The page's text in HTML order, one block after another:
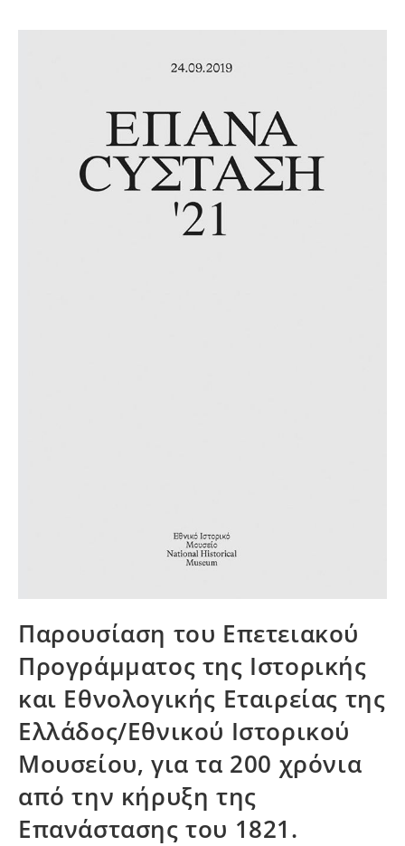
Παρουσίαση του Επετειακού
Προγράμματος της Ιστορικής
και Εθνολογικής Εταιρείας της
Ελλάδος/Εθνικού Ιστορικού
Μουσείου, για τα 200 χρόνια
από την κήρυξη της
Επανάστασης του 1821.